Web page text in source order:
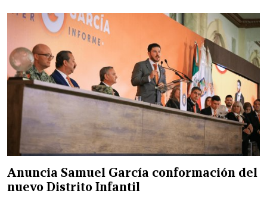
Anuncia Samuel García conformación del
nuevo Distrito Infantil